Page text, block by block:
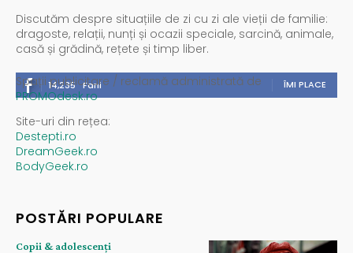
Discutăm despre situațiile de zi cu zi ale vieții de familie:
dragoste, relații, nunți și ocazii speciale, sarcină, animale,
casă și grădină, rețete și timp liber.
14,235 Fani ÎMI PLACE
Spații publicitare / reclamă administrată de
PROMOdesk.ro
Site-uri din rețea:
Destepti.ro
DreamGeek.ro
BodyGeek.ro
POSTĂRI POPULARE
Copii & adolescenți